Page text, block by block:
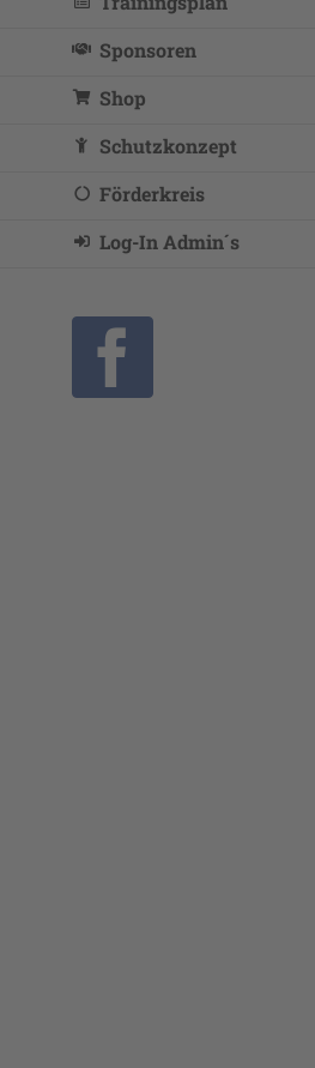
Sponsoren
Shop
Schutzkonzept
Förderkreis
Log-In Admin´s
Facebook